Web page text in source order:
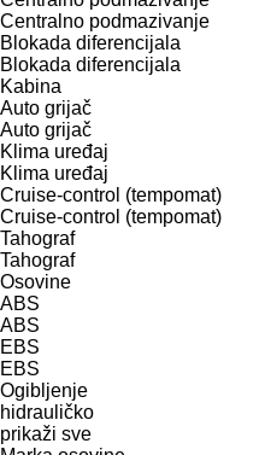
Centralno podmazivanje
Blokada diferencijala
Blokada diferencijala
Kabina
Auto grijač
Auto grijač
Klima uređaj
Klima uređaj
Cruise-control (tempomat)
Cruise-control (tempomat)
Tahograf
Tahograf
Osovine
ABS
ABS
EBS
EBS
Ogibljenje
hidrauličko
prikaži sve